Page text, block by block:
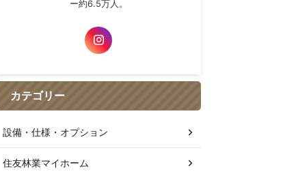
ー約6.5万人。
カテゴリー
設備・仕様・オプション
住友林業マイホーム